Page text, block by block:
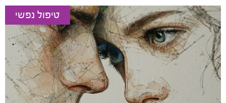
טיפול נפשי